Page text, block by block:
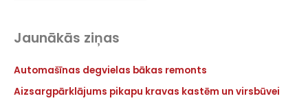
Jaunākās ziņas
Automašīnas degvielas bākas remonts
Aizsargpārklājums pikapu kravas kastēm un virsbūvei